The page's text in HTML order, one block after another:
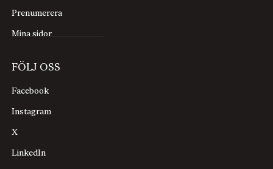
Prenumerera
Mina sidor
FÖLJ OSS
Facebook
Instagram
X
LinkedIn